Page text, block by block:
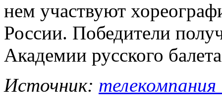
нем участвуют
России. Победители
Академии русского
Источник: